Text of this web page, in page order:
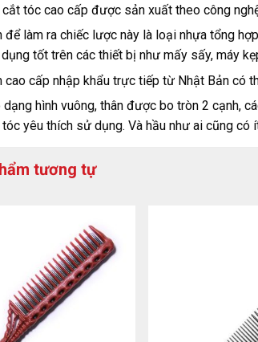
tóc cao cấp được sản xuất theo công
để làm ra chiếc lược này là loại nhựa tổng
tốt trên các thiết bị như mấy sấy, máy
cao cấp nhập khẩu trực tiếp từ Nhật Bản có
hình vuông, thân được bo tròn 2 cạnh,
yêu thích sử dụng. Và hầu như ai cũng có
tương tự